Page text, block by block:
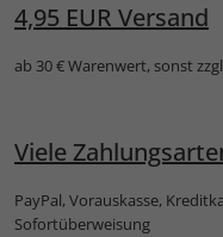
4,95 EUR Versand
ab 30 € Warenwert, sonst
Viele
PayPal, Vorauskasse,
Sofortüberweisung